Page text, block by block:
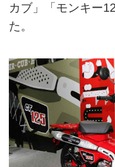
カブ」「モンキー
た。